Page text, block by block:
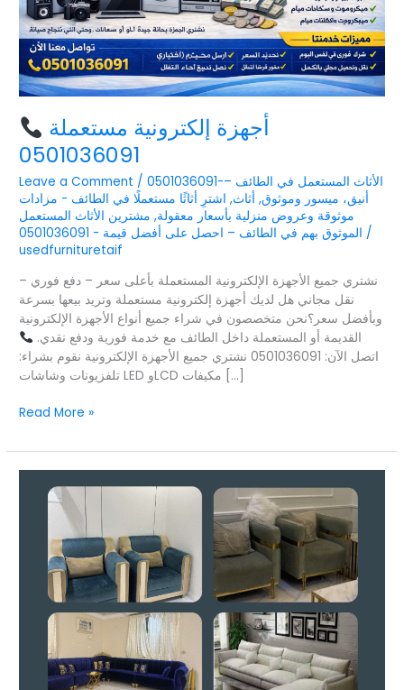
أجهزة إلكترونية مستعملة
0501036091
Leave a Comment /0501036091-الأثاث المستعمل في الطائف –
أنيق، ميسور وموثوق, أثاث, اشترِ أثاثًا مستعملًا في الطائف - مزادات
موثوقة وعروض منزلية بأسعار معقولة, مشترين الأثاث المستعمل
الموثوق بهم في الطائف – احصل على أفضل قيمة - 0501036091 /
usedfurnituretaif
نشتري جميع الأجهزة الإلكترونية المستعملة بأعلى سعر – دفع فوري –
نقل مجاني هل لديك أجهزة إلكترونية مستعملة وتريد بيعها بسرعة
وبأفضل سعر؟نحن متخصصون في شراء جميع أنواع الأجهزة الإلكترونية
القديمة أو المستعملة داخل الطائف مع خدمة فورية ودفع نقدي.
اتصل الآن: 0501036091 نشتري جميع الأجهزة الإلكترونية نقوم بشراء:
تلفزيونات وشاشات LED وLCD مكيفات […]
Read More »
الأثاث
المستعمل
الموثوق
الطائف–
احصل
أفضل